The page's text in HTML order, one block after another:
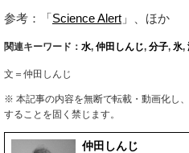
参考：「Science Alert 」、ほか
関連キーワード： 水, 仲田しんじ, 分子, 氷,
文＝仲田しんじ
※ 本記事の内容を無断で転載・動画化し
することを固く禁じます。
仲田しんじ